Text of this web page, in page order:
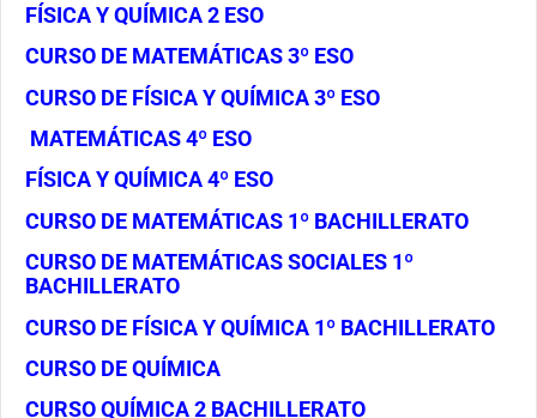
FÍSICA Y QUÍMICA 2 ESO
CURSO DE MATEMÁTICAS 3º ESO
CURSO DE FÍSICA Y QUÍMICA 3º ESO
MATEMÁTICAS 4º ESO
FÍSICA Y QUÍMICA 4º ESO
CURSO DE MATEMÁTICAS 1º BACHILLERATO
CURSO DE MATEMÁTICAS SOCIALES 1º
BACHILLERATO
CURSO DE FÍSICA Y QUÍMICA 1º BACHILLERATO
CURSO DE QUÍMICA
CURSO QUÍMICA 2 BACHILLERATO